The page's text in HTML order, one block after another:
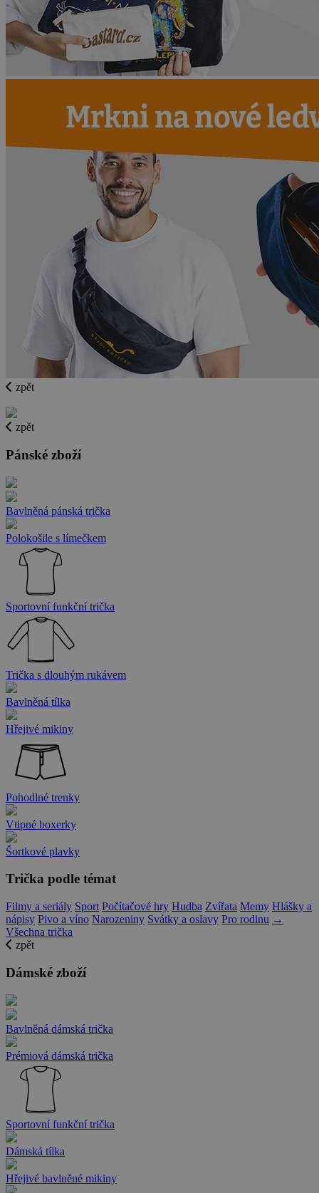
zpět
zpět
Pánské zboží
Bavlněná pánská trička
Polokošile s límečkem
Sportovní funkční trička
Trička s dlouhým rukávem
Bavlněná tílka
Hřejivé mikiny
Pohodlné trenky
Vtipné boxerky
Šortkové plavky
Trička podle témat
Filmy a seriály Sport Počítačové hry Hudba Zvířata Memy Hlášky a
nápisy Pivo a víno Narozeniny Svátky a oslavy Pro rodinu →
Všechna trička
zpět
Dámské zboží
Bavlněná dámská trička
Prémiová dámská trička
Sportovní funkční trička
Dámská tílka
Hřejivé bavlněné mikiny